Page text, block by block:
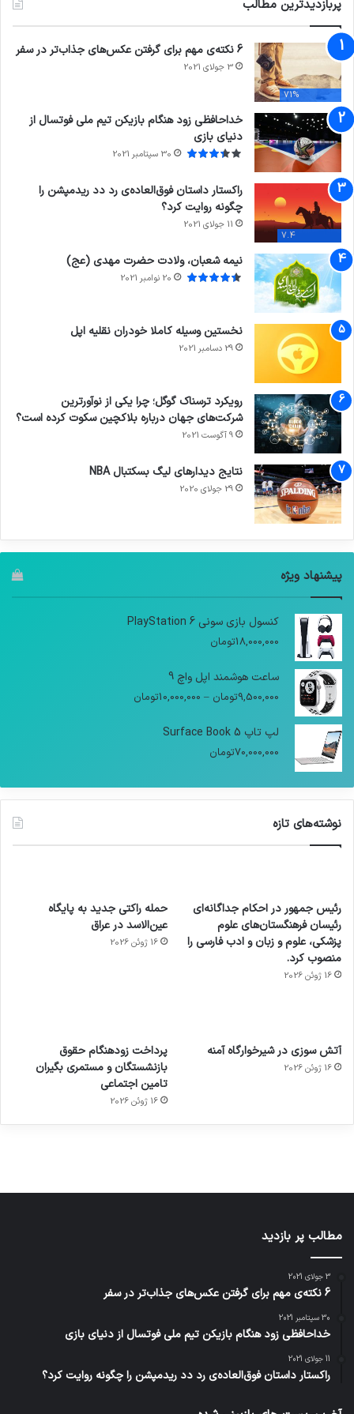
پربازدیدترین مطالب
71%
6 نکته‌ی مهم برای گرفتن عکس‌های جذاب‌تر در سفر
3 جولای 2021
خداحافظی زود هنگام بازیکن تیم ملی فوتسال از
دنیای بازی
30 سپتامبر 2021
7.4
راکستار داستان فوق‌العاده‌ی رد دد ریدمپشن را
چگونه روایت کرد؟
11 جولای 2021
نیمه شعبان، ولادت حضرت مهدی (عج)
20 نوامبر 2021
نخستین وسیله کاملا خودران نقلیه اپل
29 دسامبر 2021
رویکرد ترسناک گوگل؛ چرا یکی از نوآورترین
شرکت‌های جهان درباره بلاکچین سکوت کرده است؟
9 آگوست 2021
نتایج دیدار‌های لیگ بسکتبال NBA
29 جولای 2020
پیشنهاد ویژه
کنسول بازی سونی PlayStation 6
18,000,000تومان
ساعت هوشمند اپل واچ 9
9,500,000تومان –
10,000,000تومان
لپ تاپ Surface Book 5
70,000,000تومان
نوشته‌های تازه
رئیس جمهور در احکام جداگانه‌ای
رئیسان فرهنگستان‌های علوم
پزشکی، علوم و زبان و ادب فارسی را
منصوب کرد.
16 ژوئن 2026
حمله راکتی جدید به پایگاه
عین‌الاسد در عراق
16 ژوئن 2026
آتش سوزی در شیرخوارگاه آمنه
16 ژوئن 2026
پرداخت زودهنگام حقوق
بازنشستگان و مستمری بگیران
تامین اجتماعی
16 ژوئن 2026
برای
کشف
توسط
مجازی
…
ساعت
هوشمند
با طعم
توسط
ژاکت
در
های
2023
توسط
مطالب پر بازدید
3 جولای 2021
6 نکته‌ی مهم برای گرفتن عکس‌های جذاب‌تر در سفر
30 سپتامبر 2021
خداحافظی زود هنگام بازیکن تیم ملی فوتسال از دنیای بازی
11 جولای 2021
راکستار داستان فوق‌العاده‌ی رد دد ریدمپشن را چگونه روایت کرد؟